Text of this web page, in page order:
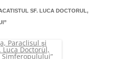
SF. LUCA DOCTORUL,